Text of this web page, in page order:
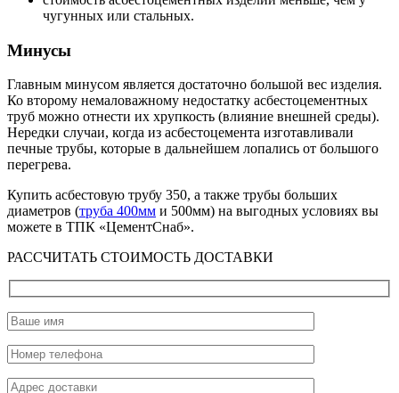
чугунных или стальных.
Минусы
Главным минусом является достаточно большой вес изделия.
Ко второму немаловажному недостатку асбестоцементных
труб можно отнести их хрупкость (влияние внешней среды).
Нередки случаи, когда из асбестоцемента изготавливали
печные трубы, которые в дальнейшем лопались от большого
перегрева.
Купить асбестовую трубу 350, а также трубы больших
диаметров (труба 400мм и 500мм) на выгодных условиях вы
можете в ТПК «ЦементСнаб».
РАССЧИТАТЬ СТОИМОСТЬ ДОСТАВКИ